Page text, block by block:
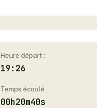
Heure départ :
19:26
Temps écoulé
00h20m40s